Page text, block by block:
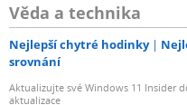
Věda a technika
Nejlepší chytré hodinky
srovnání
Aktualizujte své Windows 11 Insider
aktualizace